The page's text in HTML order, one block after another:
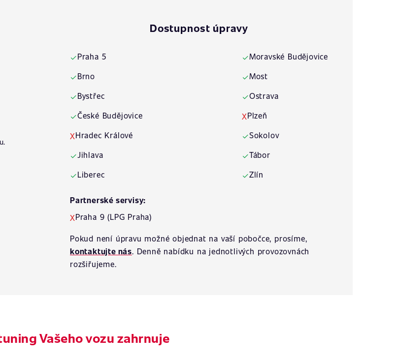
Dostupnost úpravy
✓Praha 5
✓Brno
✓Bystřec
✓České Budějovice
XHradec Králové
✓Jihlava
✓Liberec
✓Moravské Budějovice
✓Most
✓Ostrava
XPlzeň
✓Sokolov
✓Tábor
✓Zlín
Partnerské servisy:
XPraha 9 (LPG Praha)
Pokud není úpravu možné objednat na vaší pobočce, prosíme,
kontaktujte nás. Denně nabídku na jednotlivých provozovnách
rozšiřujeme.
Vašeho vozu zahrnuje